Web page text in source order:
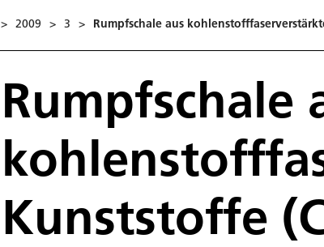
> 2009 > 3 > Rumpfschale aus
Rumpfschale
Kunststoffe